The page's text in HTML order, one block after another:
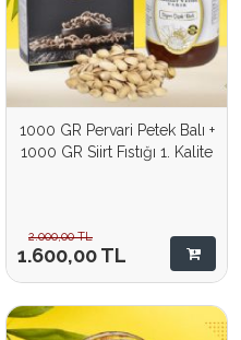
1000 GR Pervari Petek Balı +
1000 GR Siirt Fıstığı 1. Kalite
2.000,00TL
1.600,00TL